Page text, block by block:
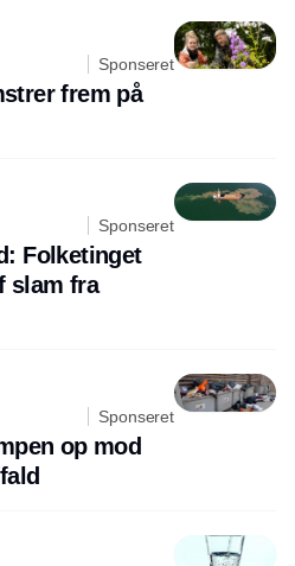
Sponseret
frem på
Sponseret
Folketinget
slam fra
Sponseret
op mod